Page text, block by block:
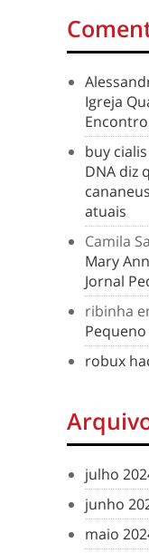
Igreja
buy
DNA diz
atuais
Camila
Mary
Jornal
ribinha
robux
julho
junho
maio